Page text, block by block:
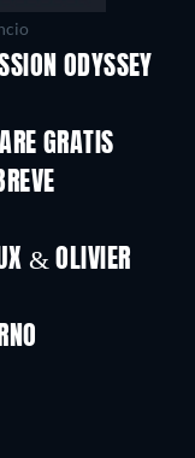
ODYSSEY
GRATIS
TV
TV
& OLIVIER
TV